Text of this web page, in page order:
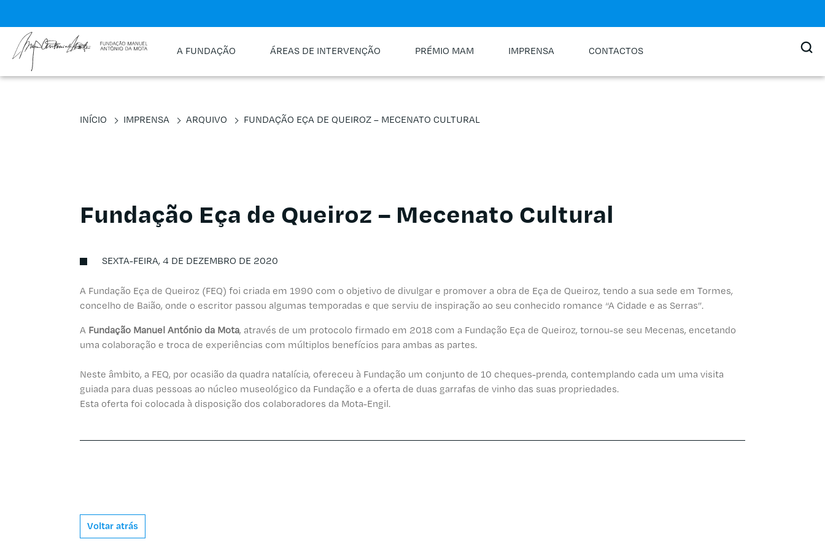
A FUNDAÇÃO ÁREAS DE INTERVENÇÃO PRÉMIO MAM IMPRENSA CONTACTOS
INÍCIO IMPRENSA ARQUIVO FUNDAÇÃO EÇA DE QUEIROZ – MECENATO CULTURAL
Fundação Eça de Queiroz – Mecenato Cultural
SEXTA-FEIRA, 4 DE DEZEMBRO DE 2020
A Fundação Eça de Queiroz (FEQ) foi criada em 1990 com o objetivo de divulgar e promover a obra de Eça de Queiroz, tendo a sua sede em Tormes,
concelho de Baião, onde o escritor passou algumas temporadas e que serviu de inspiração ao seu conhecido romance “A Cidade e as Serras”.
A Fundação Manuel António da Mota, através de um protocolo firmado em 2018 com a Fundação Eça de Queiroz, tornou-se seu Mecenas, encetando
uma colaboração e troca de experiências com múltiplos benefícios para ambas as partes.
Neste âmbito, a FEQ, por ocasião da quadra natalícia, ofereceu à Fundação um conjunto de 10 cheques-prenda, contemplando cada um uma visita
guiada para duas pessoas ao núcleo museológico da Fundação e a oferta de duas garrafas de vinho das suas propriedades.
Esta oferta foi colocada à disposição dos colaboradores da Mota-Engil.
Voltar atrás